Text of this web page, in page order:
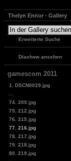
Thelyn Ennor - Gallery
Erweiterte Suche
Diashow ansehen
gamescom 2011
1. DSCN0029.jpg
74. 209.jpg
75. 212.jpg
76. 215.jpg
77. 216.jpg
78. 217.jpg
79. 218.jpg
80. 219.jpg